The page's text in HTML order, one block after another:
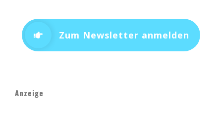
Zum Newsletter anmelden
Anzeige